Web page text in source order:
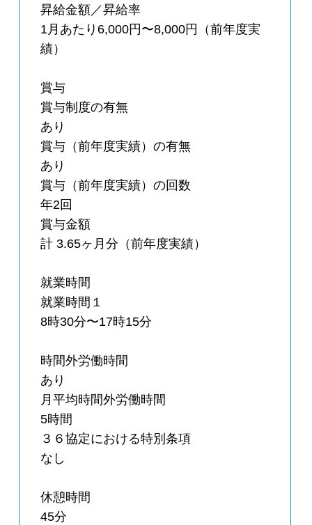
昇給金額／昇給率
1月あたり6,000円〜8,000円（前年度実
績）
賞与
賞与制度の有無
あり
賞与（前年度実績）の有無
あり
賞与（前年度実績）の回数
年2回
賞与金額
計 3.65ヶ月分（前年度実績）
就業時間
就業時間１
8時30分〜17時15分
時間外労働時間
あり
月平均時間外労働時間
5時間
３６協定における特別条項
なし
休憩時間
45分